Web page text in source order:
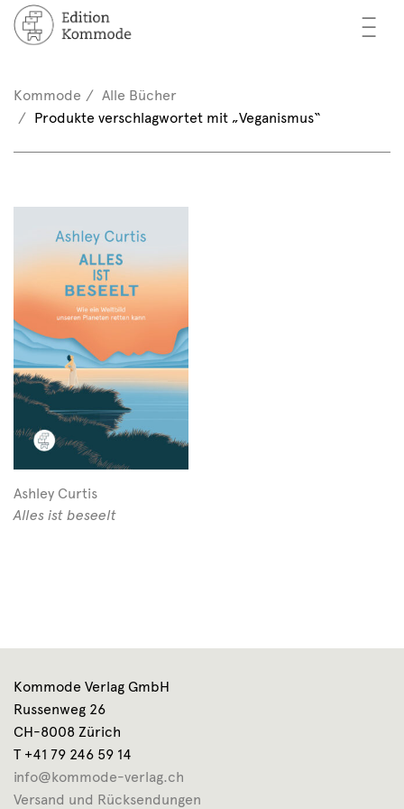
—
—
—
/ Registrieren
(0)
Kommode
Alle Bücher
Produkte verschlagwortet mit „Veganismus“
Ashley Curtis
Alles ist beseelt
Kommode Verlag GmbH
Russenweg 26
CH-8008 Zürich
T +41 79 246 59 14
info@kommode-verlag.ch
Versand und Rücksendungen